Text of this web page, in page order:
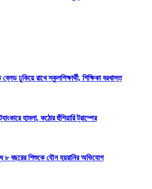
ঢুকিয়ে রাখে স্কুলশিক্ষার্থী, শিক্ষিকা বরখাস্ত
হামলা, কঠোর হুঁশিয়ারি ট্রাম্পের
৮ বছরের শিশুকে যৌন হয়রানির অভিযোগ